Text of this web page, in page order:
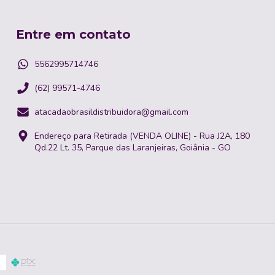
Entre em contato
5562995714746
(62) 99571-4746
atacadaobrasildistribuidora@gmail.com
Endereço para Retirada (VENDA OLINE) - Rua J2A, 180
Qd.22 Lt. 35, Parque das Laranjeiras, Goiânia - GO